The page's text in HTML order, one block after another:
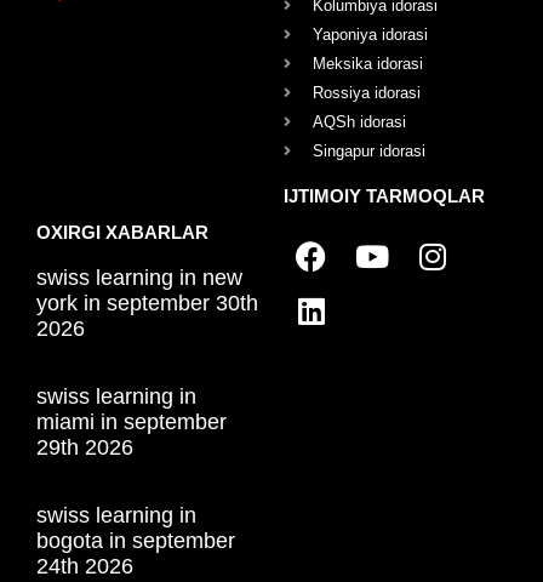
Kolumbiya idorasi
Yaponiya idorasi
Meksika idorasi
Rossiya idorasi
AQSh idorasi
Singapur idorasi
OXIRGI XABARLAR
swiss learning in new
york in september 30th
2026
swiss learning in
miami in september
29th 2026
swiss learning in
bogota in september
24th 2026
IJTIMOIY TARMOQLAR